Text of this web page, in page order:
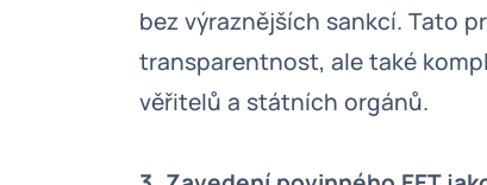
bez výraznějších sankcí. Tato
transparentnost, ale také
věřitelů a státních orgánů.